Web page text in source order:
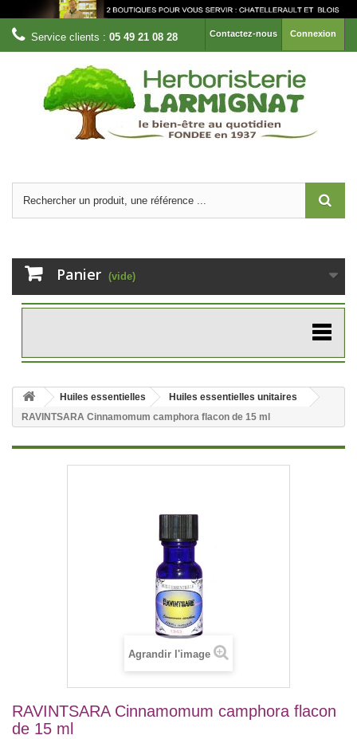
Connexion
Contactez-nous
Service clients : 05 49 21 08 28
Panier (vide)
Huiles essentielles
Huiles essentielles unitaires
RAVINTSARA Cinnamomum camphora flacon de 15 ml
Agrandir l'image
RAVINTSARA Cinnamomum camphora flacon
de 15 ml